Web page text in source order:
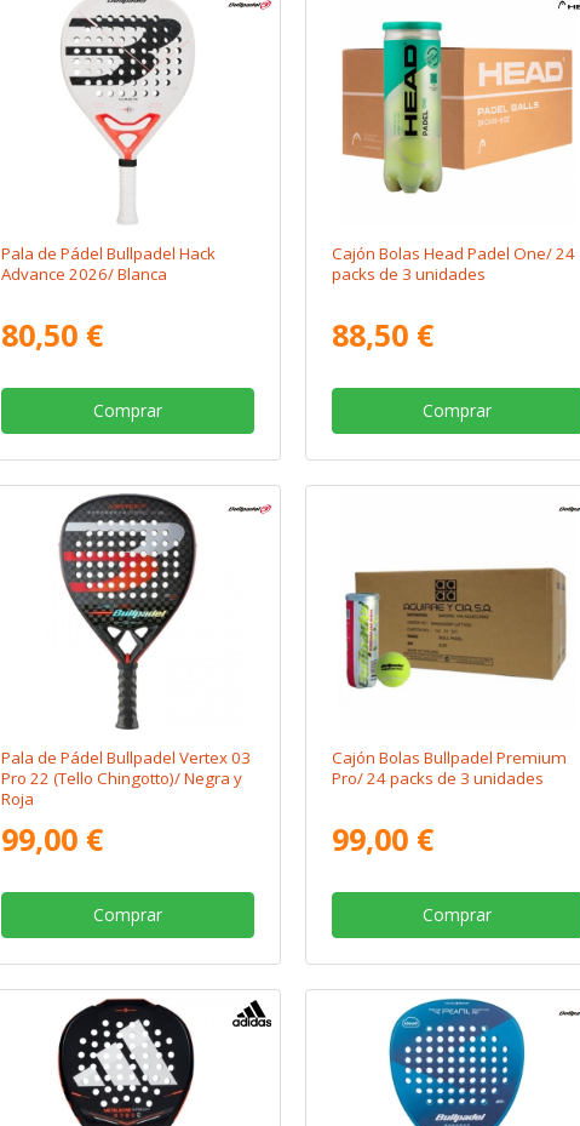
Pala de Pádel Bullpadel Hack
Advance 2026/ Blanca
80,50 €
Comprar
Cajón Bolas Head Padel One/ 24
packs de 3 unidades
88,50 €
Comprar
Pala de Pádel Bullpadel Vertex 03
Pro 22 (Tello Chingotto)/ Negra y
Roja
99,00 €
Comprar
Cajón Bolas Bullpadel Premium
Pro/ 24 packs de 3 unidades
99,00 €
Comprar